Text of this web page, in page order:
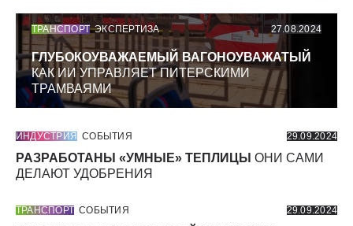
ТРАНСПОРТ ЭКСПЕРТИЗА 27.08.2024
ГЛУБОКОУВАЖАЕМЫЙ ВАГОНОУВАЖАТЫЙ
КАК ИИ УПРАВЛЯЕТ ПИТЕРСКИМИ
ТРАМВАЯМИ
ИНДУСТРИЯ СОБЫТИЯ 29.09.2024
РАЗРАБОТАНЫ «УМНЫЕ» ТЕПЛИЦЫ ОНИ САМИ
ДЕЛАЮТ УДОБРЕНИЯ
ТРАНСПОРТ СОБЫТИЯ 29.09.2024